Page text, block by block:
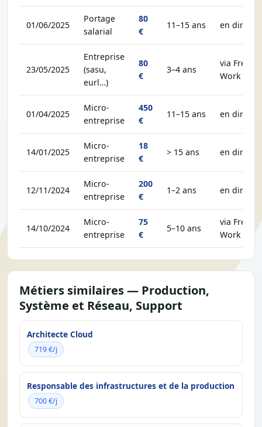
01/06/2025
Portage
salarial
80
€
11–15 ans en direct
23/05/2025
Entreprise
(sasu,
eurl…)
80
€
3–4 ans
via Free-
Work
01/04/2025
Micro-
entreprise
450
€
11–15 ans en direct
14/01/2025
Micro-
entreprise
18
€
> 15 ans en direct
12/11/2024
Micro-
entreprise
200
€
1–2 ans en direct
14/10/2024
Micro-
entreprise
75
€
5–10 ans
via Free-
Work
Métiers similaires — Production,
Système et Réseau, Support
Architecte Cloud
719 €/j
Responsable des infrastructures et de la production
700 €/j